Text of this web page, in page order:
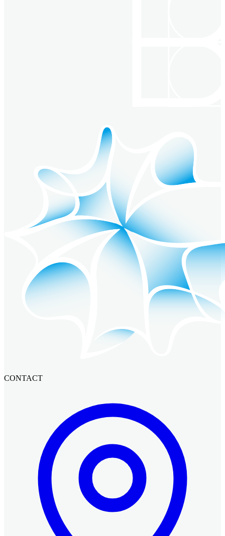
CONTACT